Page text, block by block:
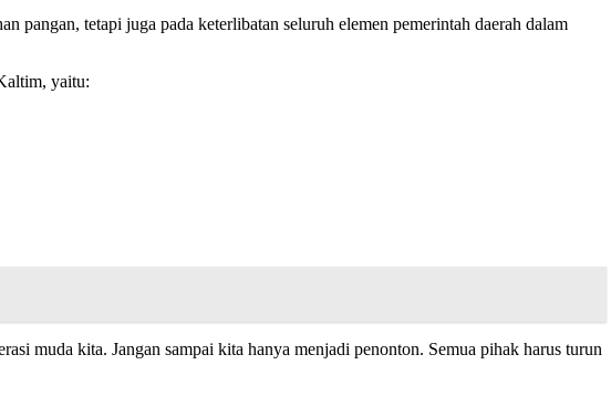
tetapi juga pada keterlibatan seluruh elemen pemerintah daerah dalam
yaitu:
muda kita. Jangan sampai kita hanya menjadi penonton. Semua pihak harus turun